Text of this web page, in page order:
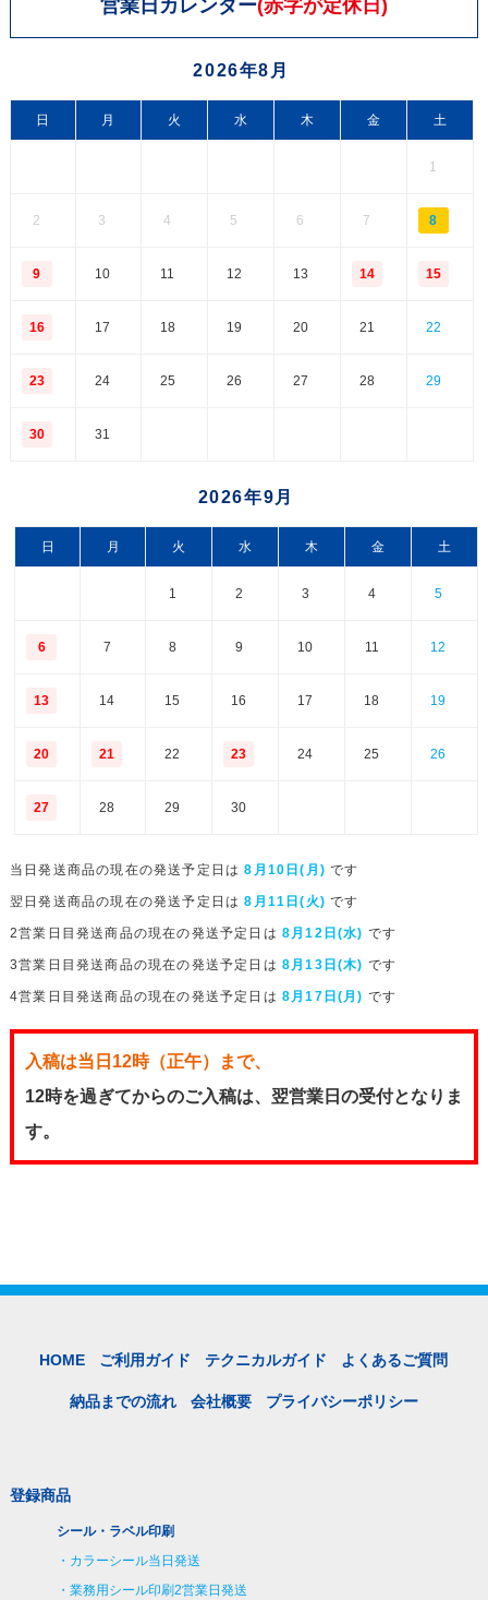
営業日カレンダー(赤字が定休日)
2026年8月
日 月 火 水 木 金 土
1
2 3 4 5 6 7 8
9 10 11 12 13 14 15
16 17 18 19 20 21 22
23 24 25 26 27 28 29
30 31
2026年9月
日 月 火 水 木 金 土
1 2 3 4 5
6 7 8 9 10 11 12
13 14 15 16 17 18 19
20 21 22 23 24 25 26
27 28 29 30
当日発送商品の現在の発送予定日は 8月10日(月)です
翌日発送商品の現在の発送予定日は 8月11日(火)です
2営業日目発送商品の現在の発送予定日は 8月12日(水) です
3営業日目発送商品の現在の発送予定日は 8月13日(木) です
4営業日目発送商品の現在の発送予定日は 8月17日(月) です
入稿は当日12時（正午）まで、
12時を過ぎてからのご入稿は、翌営業日の受付となりま
す。
HOME ご利用ガイド テクニカルガイド よくあるご質問
納品までの流れ 会社概要 プライバシーポリシー
登録商品
シール・ラベル印刷
カラーシール当日発送
業務用シール印刷2営業日発送